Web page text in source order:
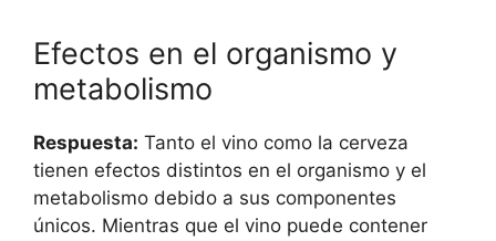
Efectos en el organismo y
metabolismo
Respuesta: Tanto el vino como la cerveza
tienen efectos distintos en el organismo y el
metabolismo debido a sus componentes
únicos. Mientras que el vino puede contener